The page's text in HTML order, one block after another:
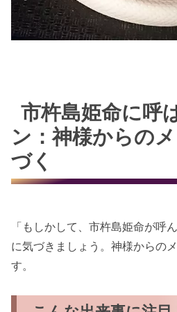
市杵島姫命に呼
ン：神様からの
づく
「もしかして、市杵島姫命が呼
に気づきましょう。神様からの
す。